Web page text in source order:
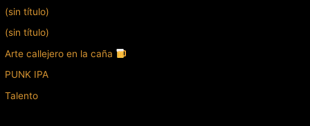
(sin título)
(sin título)
Arte callejero en la caña
PUNK IPA
Talento